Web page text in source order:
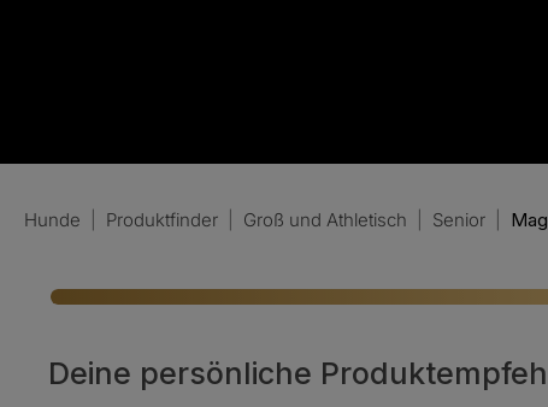
Hunde Produktfinder Groß und Athletisch Senior
Deine persönliche